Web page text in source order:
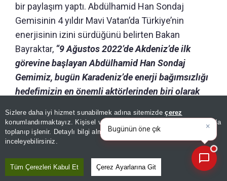
Sizlere daha iyi hizmet sunabilmek adına sitemizdeçerez
konumlandırmaktayız. Kişisel verileriniz, KVKK ve GDPR kapsamında
toplanıp işlenir. Detaylı bilgi almak içinAydınlatma Metnimizi
inceleyebilirsiniz.
Tüm Çerezleri Kabul Et Çerez Ayarlarına Git
bir paylaşım yaptı. Abdülhamid Han Sondaj
Gemisinin 4 yıldır Mavi Vatan’da Türkiye’nin
enerjisinin izini sürdüğünü belirten Bakan
Bayraktar, “9 Ağustos 2022’de Akdeniz’de ilk
görevine başlayan Abdülhamid Han Sondaj
Gemimiz, bugün Karadeniz’de enerji bağımsızlığı
hedefimizin en önemli aktörlerinden biri olarak
Karadeniz’de bugüne kadar 20 kuyuda görev
yapan Abdülhamid Han, Göktepe-3 kuyusunda
gerçekleştirdiği 75 milyar metreküplük doğal gaz
keşfiyle de Türkiye’nin enerji tarihine önemli bir
başarı kazandırdı.”
dedi.
×
Bugünün öne çıkan manşetleri
ve gelişmeleri neler?